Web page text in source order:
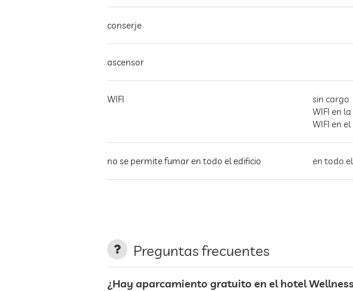
conserje
ascensor
WIFI
sin cargo
WIFI en
WIFI en
no se permite fumar en todo el edificio en todo
Preguntas frecuentes
¿Hay aparcamiento gratuito en el hotel